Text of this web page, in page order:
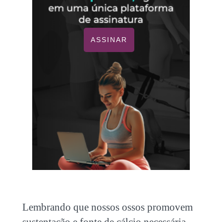
ASSINAR
Lembrando que nossos ossos promovem